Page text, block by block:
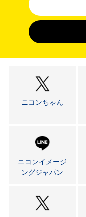
ニコンちゃん
ニコンイメージ
ングジャパン